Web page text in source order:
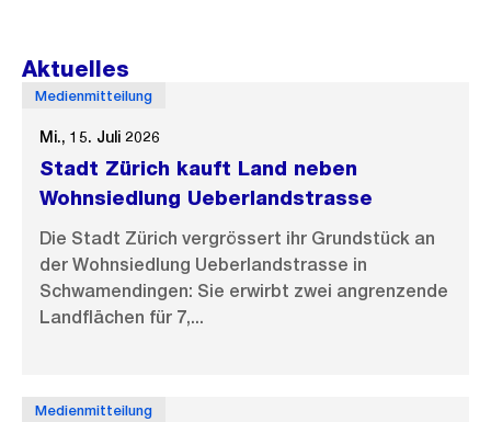
Aktuelles
Medienmitteilung
Mi., 15. Juli 2026
Stadt Zürich kauft Land neben
Wohnsiedlung Ueberlandstrasse
Die Stadt Zürich vergrössert ihr Grundstück an
der Wohnsiedlung Ueberlandstrasse in
Schwamendingen: Sie erwirbt zwei angrenzende
Landflächen für 7,...
Medienmitteilung